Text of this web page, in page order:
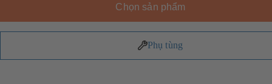
Chọn sản phẩm
Phụ tùng